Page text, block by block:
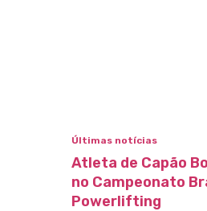
Últimas notícias
Atleta de Capão
no Campeonato
Powerlifting